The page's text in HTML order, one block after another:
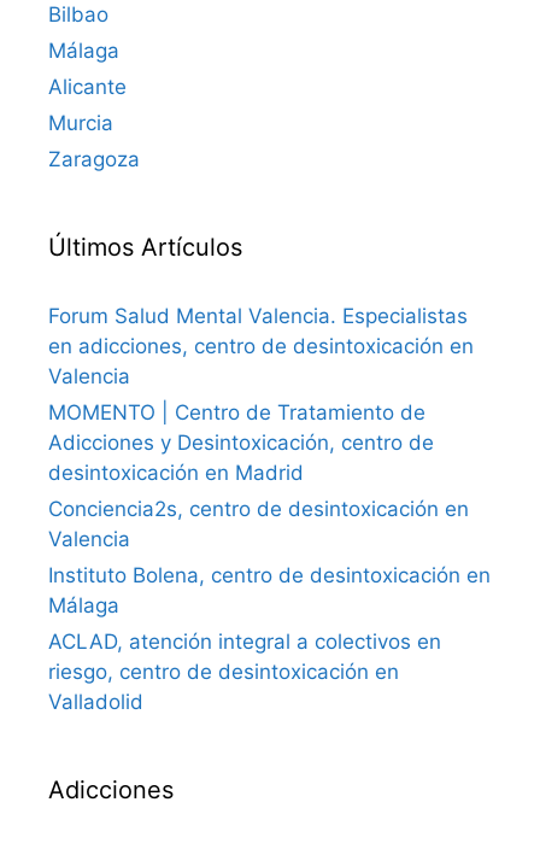
Bilbao
Málaga
Alicante
Murcia
Zaragoza
Últimos Artículos
Forum Salud Mental Valencia. Especialistas
en adicciones, centro de desintoxicación en
Valencia
MOMENTO | Centro de Tratamiento de
Adicciones y Desintoxicación, centro de
desintoxicación en Madrid
Conciencia2s, centro de desintoxicación en
Valencia
Instituto Bolena, centro de desintoxicación en
Málaga
ACLAD, atención integral a colectivos en
riesgo, centro de desintoxicación en
Valladolid
Adicciones